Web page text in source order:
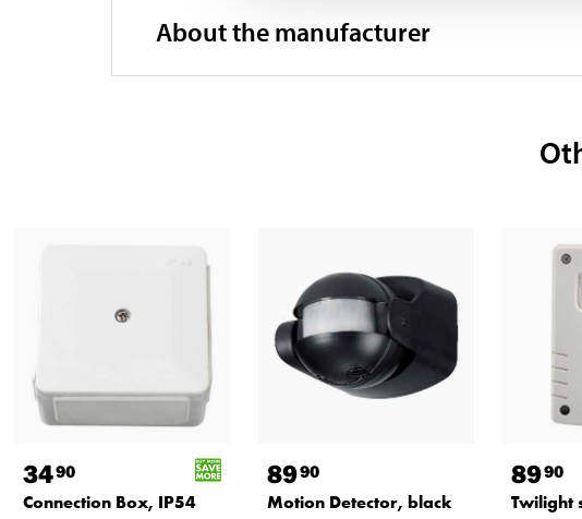
About the manufacturer
3490
Connection Box, IP54
8990
Motion Detector, black
8990
Twilight